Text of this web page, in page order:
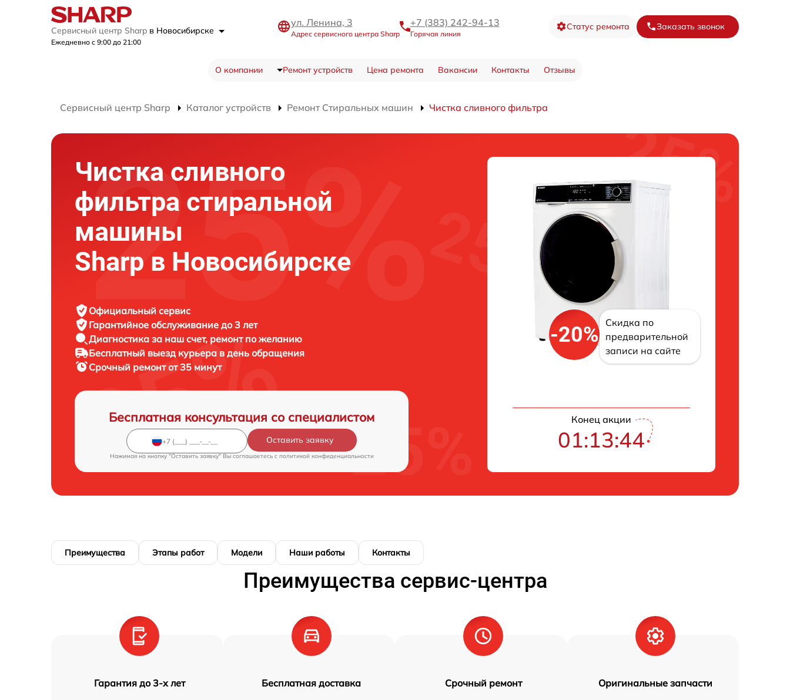
Сервисный центр Sharp в Новосибирске
Ежедневно с 9:00 до 21:00
ул. Ленина, 3
Адрес сервисного центра Sharp
+7 (383) 242-94-13
Горячая линия
Статус ремонта Заказать звонок
О компании Ремонт устройств Цена ремонта Вакансии Контакты Отзывы
Сервисный центр Sharp Каталог устройств Ремонт Стиральных машин Чистка сливного фильтра
Чистка сливного
фильтра стиральной
машины
Sharp в Новосибирске
Официальный сервис
Гарантийное обслуживание до 3 лет
Диагностика за наш счет, ремонт по желанию
Бесплатный выезд курьера в день обращения
Срочный ремонтот 35 минут
Бесплатная консультация со специалистом
Оставить заявку
Нажимая на кнопку "Оставить заявку" Вы соглашаетесь c политикой конфиденциальности
-20%
Скидка по
предварительной
записи на сайте
Конец акции
01:13:43
Преимущества Этапы работ Модели Наши работы Контакты
Преимущества сервис-центра
Гарантия до 3-х лет Бесплатная доставка Срочный ремонт Оригинальные запчасти